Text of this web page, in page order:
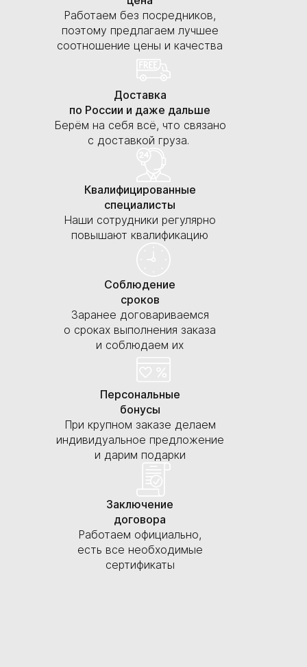
Работаем без посредников,
поэтому предлагаем лучшее
соотношение цены и качества
Доставка
по России и даже дальше
Берём на себя всё, что связано
с доставкой груза.
Квалифицированные
специалисты
Наши сотрудники регулярно
повышают квалификацию
Соблюдение
сроков
Заранее договариваемся
о сроках выполнения заказа
и соблюдаем их
Персональные
бонусы
При крупном заказе делаем
индивидуальное предложение
и дарим подарки
Заключение
договора
Работаем официально,
есть все необходимые
сертификаты